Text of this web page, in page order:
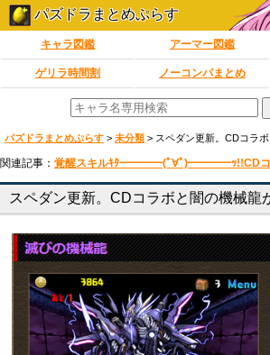
パズドラまとめぷらす
キャラ図鑑 アーマー図鑑
ゲリラ時間割 ノーコンパまとめ
パズドラまとめぷらす > 未分類 > スペダン更新。CDコラ
関連記事： 覚醒スキルｷﾀ━━━━(ﾟ∀ﾟ)━━━━ｯ!!CDコラ
スペダン更新。CDコラボと闇の機械龍